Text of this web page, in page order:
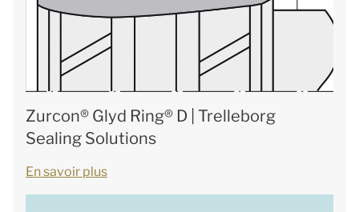
Zurcon® Glyd Ring® D | Trelleborg
Sealing Solutions
En savoir plus